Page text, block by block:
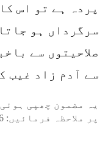
پردہ ہے تو اس
سرگرداں ہو
صلاحیتوں سے
سے آدم زاد غیب
یہ مضمون چھپی
پر ملاحظہ فرمائیں: